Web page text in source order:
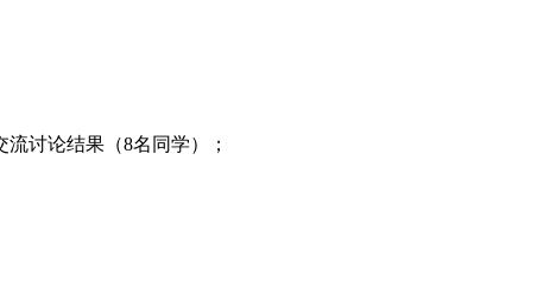
讨论结果（8名同学）；